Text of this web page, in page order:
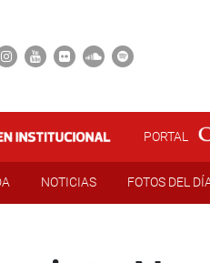
PORTAL
NOTICIAS FOTOS DEL